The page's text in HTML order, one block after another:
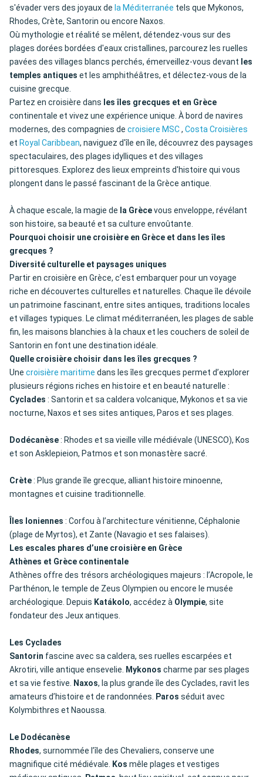
s'évader vers des joyaux de la Méditerranée tels que Mykonos,
Rhodes, Crète, Santorin ou encore Naxos.
Où mythologie et réalité se mêlent, détendez-vous sur des
plages dorées bordées d'eaux cristallines, parcourez les ruelles
pavées des villages blancs perchés, émerveillez-vous devant les
temples antiques et les amphithéâtres, et délectez-vous de la
cuisine grecque.
Partez en croisière dans les îles grecques et en Grèce
continentale et vivez une expérience unique. À bord de navires
modernes, des compagnies de croisiere MSC, Costa Croisières
et Royal Caribbean, naviguez d'île en île, découvrez des paysages
spectaculaires, des plages idylliques et des villages
pittoresques. Explorez des lieux empreints d'histoire qui vous
plongent dans le passé fascinant de la Grèce antique.
À chaque escale, la magie de la Grècevous enveloppe, révélant
son histoire, sa beauté et sa culture envoûtante.
Pourquoi choisir une croisière en Grèce et dans les îles
grecques ?
Diversité culturelle et paysages uniques
Partir en croisière en Grèce, c’est embarquer pour un voyage
riche en découvertes culturelles et naturelles. Chaque île dévoile
un patrimoine fascinant, entre sites antiques, traditions locales
et villages typiques. Le climat méditerranéen, les plages de sable
fin, les maisons blanchies à la chaux et les couchers de soleil de
Santorin en font une destination idéale.
Quelle croisière choisir dans les îles grecques ?
Une croisière maritime dans les îles grecques permet d’explorer
plusieurs régions riches en histoire et en beauté naturelle :
Cyclades : Santorin et sa caldera volcanique, Mykonos et sa vie
nocturne, Naxos et ses sites antiques, Paros et ses plages.
Dodécanèse: Rhodes et sa vieille ville médiévale (UNESCO), Kos
et son Asklepieion, Patmos et son monastère sacré.
Crète: Plus grande île grecque, alliant histoire minoenne,
montagnes et cuisine traditionnelle.
Îles Ioniennes : Corfou à l’architecture vénitienne, Céphalonie
(plage de Myrtos), et Zante (Navagio et ses falaises).
Les escales phares d’une croisière en Grèce
Athènes et Grèce continentale
Athènes offre des trésors archéologiques majeurs : l’Acropole, le
Parthénon, le temple de Zeus Olympien ou encore le musée
archéologique. Depuis Katákolo, accédez à Olympie, site
fondateur des Jeux antiques.
Les Cyclades
Santorin fascine avec sa caldera, ses ruelles escarpées et
Akrotiri, ville antique ensevelie. Mykonos charme par ses plages
et sa vie festive. Naxos, la plus grande île des Cyclades, ravit les
amateurs d’histoire et de randonnées. Paros séduit avec
Kolymbithres et Naoussa.
Le Dodécanèse
Rhodes, surnommée l’île des Chevaliers, conserve une
magnifique cité médiévale. Kos mêle plages et vestiges